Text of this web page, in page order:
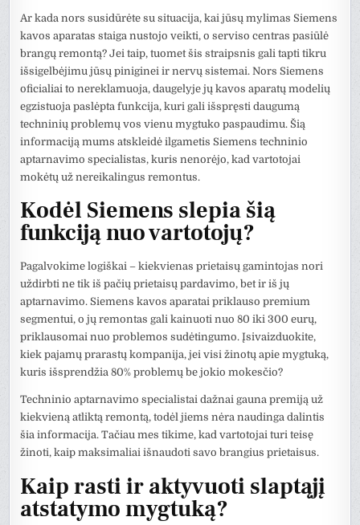
Ar kada nors susidūrėte su situacija, kai jūsų mylimas Siemens
kavos aparatas staiga nustojo veikti, o serviso centras pasiūlė
brangų remontą? Jei taip, tuomet šis straipsnis gali tapti tikru
išsigelbėjimu jūsų piniginei ir nervų sistemai. Nors Siemens
oficialiai to nereklamuoja, daugelyje jų kavos aparatų modelių
egzistuoja paslėpta funkcija, kuri gali išspręsti daugumą
techninių problemų vos vienu mygtuko paspaudimu. Šią
informaciją mums atskleidė ilgametis Siemens techninio
aptarnavimo specialistas, kuris nenorėjo, kad vartotojai
mokėtų už nereikalingus remontus.
Kodėl Siemens slepia šią
funkciją nuo vartotojų?
Pagalvokime logiškai – kiekvienas prietaisų gamintojas nori
uždirbti ne tik iš pačių prietaisų pardavimo, bet ir iš jų
aptarnavimo. Siemens kavos aparatai priklauso premium
segmentui, o jų remontas gali kainuoti nuo 80 iki 300 eurų,
priklausomai nuo problemos sudėtingumo. Įsivaizduokite,
kiek pajamų prarastų kompanija, jei visi žinotų apie mygtuką,
kuris išsprendžia 80% problemų be jokio mokesčio?
Techninio aptarnavimo specialistai dažnai gauna premiją už
kiekvieną atliktą remontą, todėl jiems nėra naudinga dalintis
šia informacija. Tačiau mes tikime, kad vartotojai turi teisę
žinoti, kaip maksimaliai išnaudoti savo brangius prietaisus.
Kaip rasti ir aktyvuoti slaptąjį
atstatymo mygtuką?